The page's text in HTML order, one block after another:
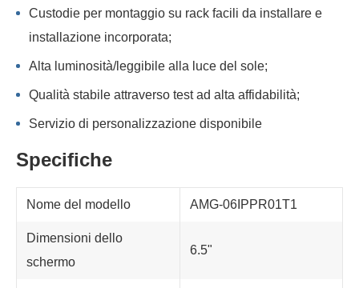
Custodie per montaggio su rack facili da installare e
installazione incorporata;
Alta luminosità/leggibile alla luce del sole;
Qualità stabile attraverso test ad alta affidabilità;
Servizio di personalizzazione disponibile
Specifiche
Nome del modello AMG-06IPPR01T1
Dimensioni dello
schermo
6.5"